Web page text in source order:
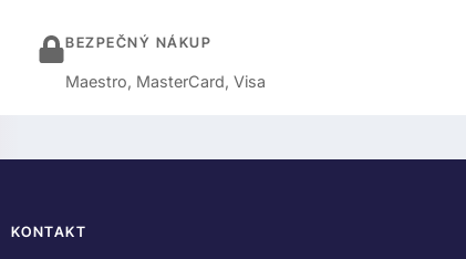
BEZPEČNÝ NÁKUP
Maestro, MasterCard, Visa
KONTAKT